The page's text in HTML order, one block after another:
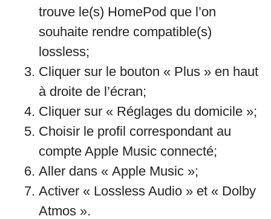
trouve le(s) HomePod que l’on
souhaite rendre compatible(s)
lossless;
Cliquer sur le bouton « Plus » en haut
à droite de l’écran;
Cliquer sur « Réglages du domicile »;
Choisir le profil correspondant au
compte Apple Music connecté;
Aller dans « Apple Music »;
Activer « Lossless Audio » et « Dolby
Atmos ».